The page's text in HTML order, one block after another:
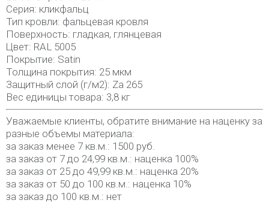
Серия: кликфальц
Тип кровли: фальцевая кровля
Поверхность: гладкая, глянцевая
Цвет: RAL 5005
Покрытие: Satin
Толщина покрытия: 25 мкм
Защитный слой (г/м2): Za 265
Вес единицы товара: 3,8 кг
Уважаемые клиенты, обратите внимание на наценку за
разные объемы материала:
за заказ менее 7 кв.м.: 1500 руб.
за заказ от 7 до 24,99 кв.м.: наценка 100%
за заказ от 25 до 49,99 кв.м.: наценка 20%
за заказ от 50 до 100 кв.м.: наценка 10%
за заказ до 100 кв.м.: нет